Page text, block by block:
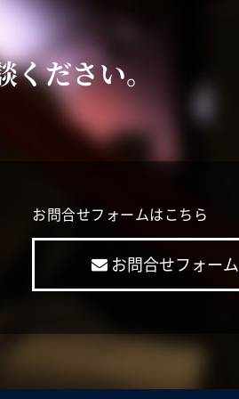
ください。
お問合せフォームはこちら
お問合せフォーム